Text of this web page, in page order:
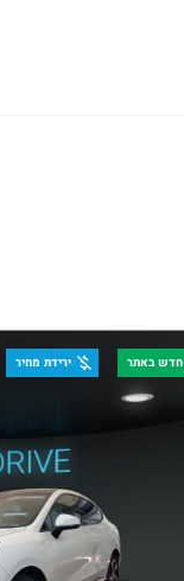
חדש באתר ירידת מחיר